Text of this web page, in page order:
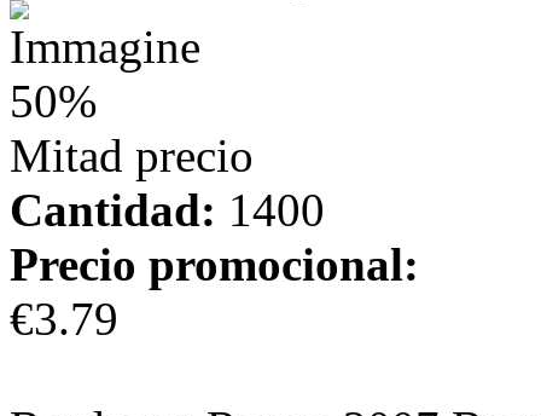
50%
Mitad precio
Cantidad: 1400
Precio promocional:
€3.79